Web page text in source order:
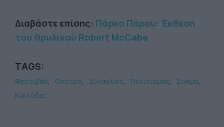
Διαβάστε επίσης: Πάρκο Πάρου: Έκθεση
του θρυλικού Robert McCabe
TAGS:
Φεστιβάλ Θέατρο Συναυλίες Πολιτισμός
Σινεμά
Κυκλάδες